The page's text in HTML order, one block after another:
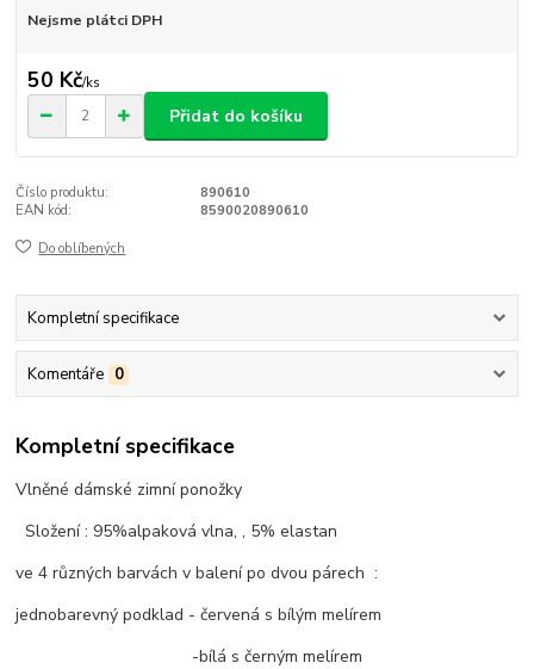
Nejsme plátci DPH
50 Kč/ks
Přidat do košíku
Číslo produktu:
890610
EAN kód:
8590020890610
Do oblíbených
Kompletní specifikace
Komentáře 0
Kompletní specifikace
Vlněné dámské zimní ponožky
Složení : 95%alpaková vlna, , 5% elastan
ve 4 různých barvách v balení po dvou párech :
jednobarevný podklad - červená s bílým melírem
-bílá s černým melírem